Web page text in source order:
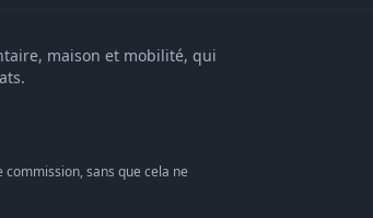
maison et mobilité, qui
sans que cela ne